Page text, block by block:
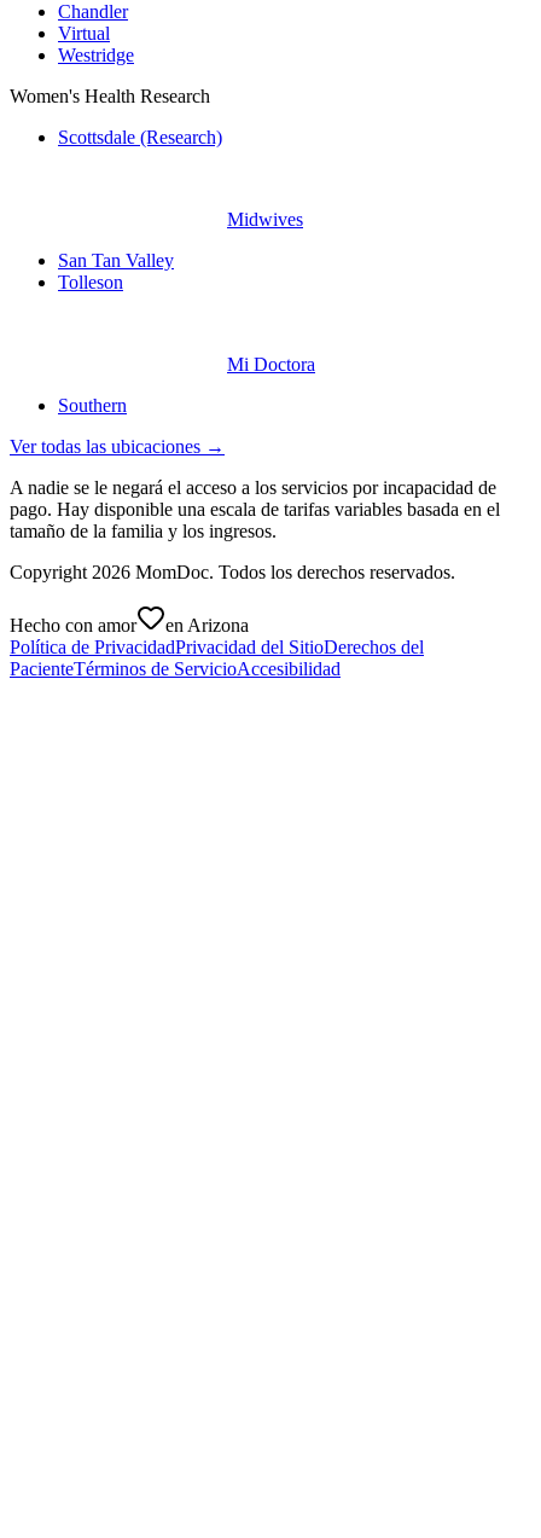
Chandler
Virtual
Westridge
Women's Health Research
Scottsdale (Research)
Midwives
San Tan Valley
Tolleson
Mi Doctora
Southern
Ver todas las ubicaciones →
A nadie se le negará el acceso a los servicios por incapacidad de
pago. Hay disponible una escala de tarifas variables basada en el
tamaño de la familia y los ingresos.
Copyright 2026 MomDoc. Todos los derechos reservados.
Hecho con amor
en Arizona
Política de PrivacidadPrivacidad del SitioDerechos del
PacienteTérminos de ServicioAccesibilidad